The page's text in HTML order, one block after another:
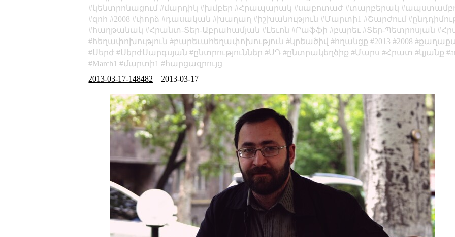
կենտրոնացում
մարդիկ խմբեր Հրապարակ սաբոտաժ տարբերակ
զոհ
2008 փորձ դասական խաղաղ իշխանություն Մարտի1 Շարժում
հաղթանակ
Հրանտ-Տեր-Աբրահամյան Լեւոն Րաֆֆի բարեւ Տեր-Պետրոսյան
հեղափոխություն
բարեւահեղափոխություն կրեածիվ հղանցք 2013 2008
Սերժ
ՍերժՍարգսյան ընտրություններ ՍԴ ընտրակեղծիք Մարս Հրատ կյանք
March1
մարտի1
հարցազրույց
2013-03-17-148482 – 2013-03-17